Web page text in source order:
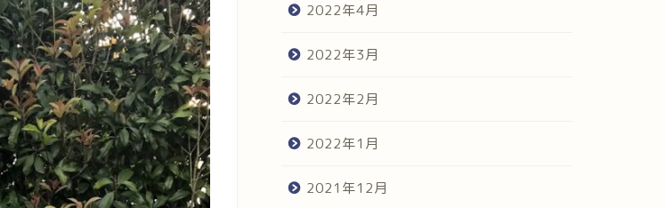
2022年4月
2022年3月
2022年2月
2022年1月
2021年12月